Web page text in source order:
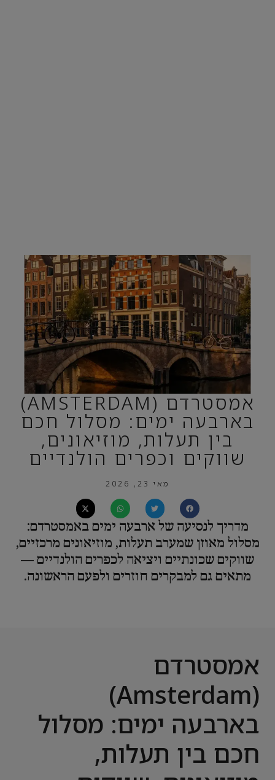
אמסטרדם (AMSTERDAM)
בארבעה ימים: מסלול חכם
בין תעלות, מוזיאונים,
שווקים וכפרים הולנדיים
מאי 23, 2026
מדריך לנסיעה של ארבעה ימים באמסטרדם:
מסלול מאוזן שמערב תעלות, מוזיאונים מרכזיים,
שווקים שכונתיים ויציאה לכפרים הולנדיים —
מתאים גם למבקרים חוזרים ולפעם הראשונה.
אמסטרדם
(Amsterdam)
בארבעה ימים: מסלול
חכם בין תעלות,